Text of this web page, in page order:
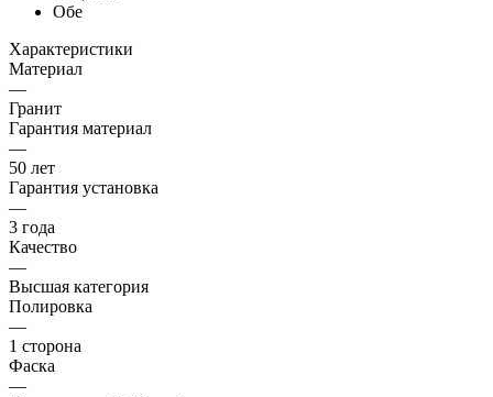
Обе
Характеристики
Материал
—
Гранит
Гарантия материал
—
50 лет
Гарантия установка
—
3 года
Качество
—
Высшая категория
Полировка
—
1 сторона
Фаска
—